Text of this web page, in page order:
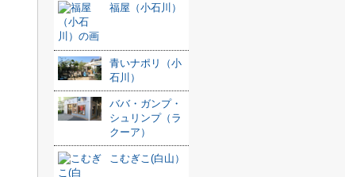
福屋（小石川）
青いナポリ（小
石川）
ババ・ガンプ・
シュリンプ（ラ
クーア）
こむぎこ(白山）